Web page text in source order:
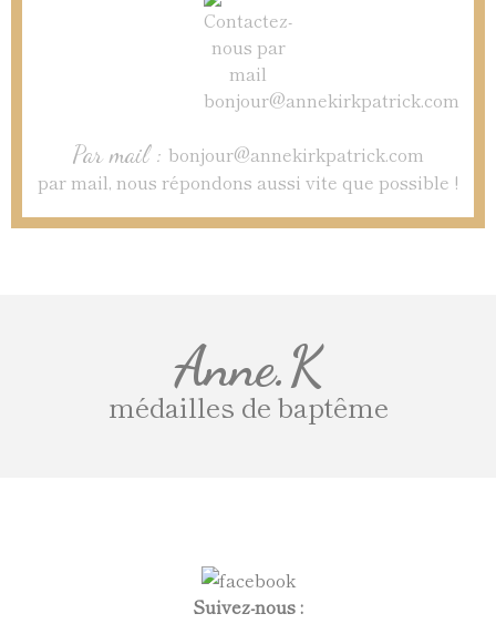
Par mail : bonjour@annekirkpatrick.com
par mail, nous répondons aussi vite que possible !
Anne.K
médailles de baptême
Suivez-nous :